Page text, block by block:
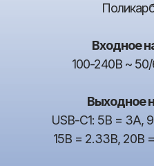
Входное
100-240В ~
Выходное
USB-C1: 5В = 3А,
15В = 2.33В, 20В